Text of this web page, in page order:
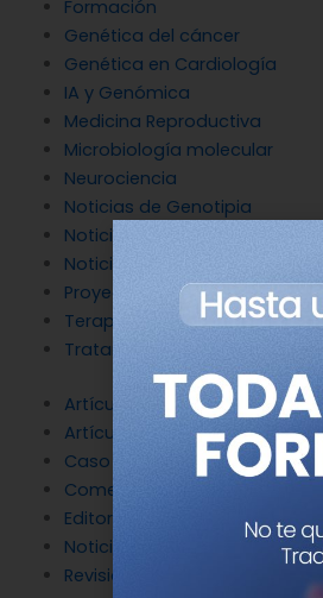
Formación
Genética del cáncer
Genética en Cardiología
IA y Genómica
Medicina Reproductiva
Microbiología molecular
Neurociencia
Noticias de Genotipia
Noticias de investigación
Noticias patrocinadas
Proyectos
Terapia Génica
Tratamientos
Artículo de investigación
Artículo de opinión
Caso clínico
Comentario
Editorial
Noticias
Revisión científica